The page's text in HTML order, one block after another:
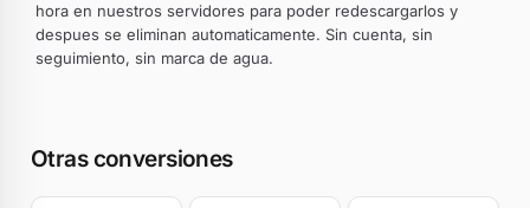
hora en nuestros servidores para poder redescargarlos y
despues se eliminan automaticamente. Sin cuenta, sin
seguimiento, sin marca de agua.
Otras conversiones